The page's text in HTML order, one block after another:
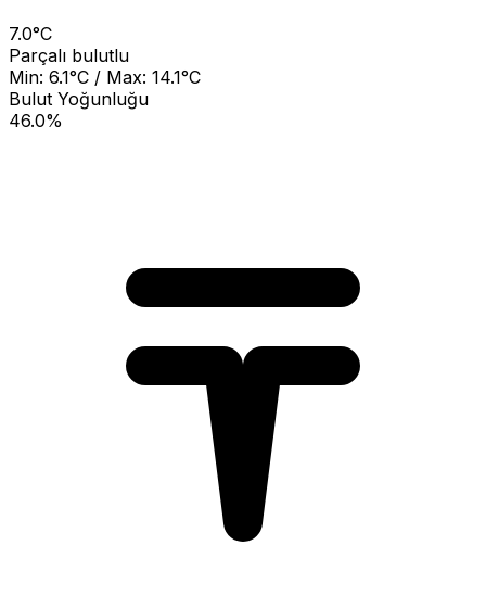
7.0°C
Parçalı bulutlu
Min: 6.1°C / Max: 14.1°C
Bulut Yoğunluğu
46.0%